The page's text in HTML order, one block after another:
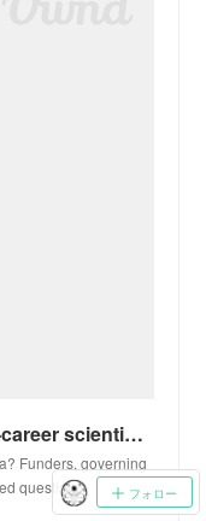
Muddle of the middle: why mid-career scientists feel neglected
Funders, governing
question.
フォロー